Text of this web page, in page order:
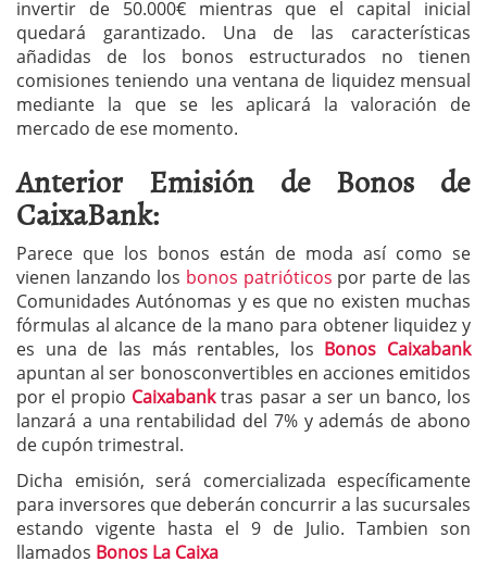
invertir de 50.000€ mientras que el capital inicial
quedará garantizado. Una de las características
añadidas de los bonos estructurados no tienen
comisiones teniendo una ventana de liquidez mensual
mediante la que se les aplicará la valoración de
mercado de ese momento.
Anterior Emisión de Bonos de
CaixaBank:
Parece que los bonos están de moda así como se
vienen lanzando los bonos patrióticos por parte de las
Comunidades Autónomas y es que no existen muchas
fórmulas al alcance de la mano para obtener liquidez y
es una de las más rentables, los Bonos Caixabank
apuntan al ser bonosconvertibles en acciones emitidos
por el propio Caixabank tras pasar a ser un banco, los
lanzará a una rentabilidad del 7% y además de abono
de cupón trimestral.
Dicha emisión, será comercializada específicamente
para inversores que deberán concurrir a las sucursales
estando vigente hasta el 9 de Julio. Tambien son
llamados Bonos La Caixa